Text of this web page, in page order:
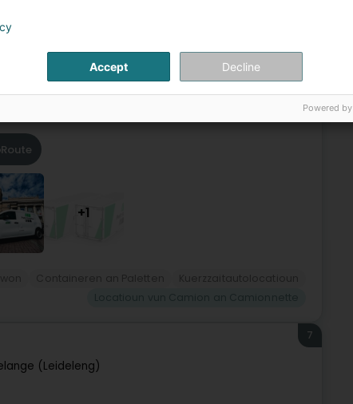
Petit Forestier maachen mir d’Kälte zu enger
vun Ärer Aktivitéit, ass et eis Missioun, d’Kontinuitéit vun
Route
+1
(Leideleng)
7
Accept Decline
Powered by